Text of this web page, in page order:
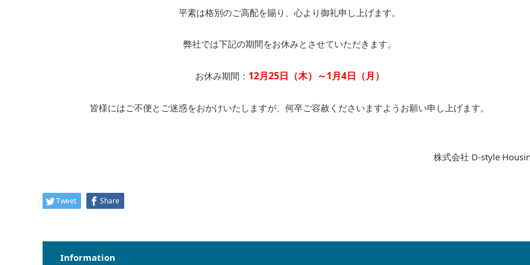
平素は格別のご高配を賜り、心より御礼申し上げます。
弊社では下記の期間をお休みとさせていただきます。
お休み期間： 12月25日（木）～1月4日（月）
皆様にはご不便とご迷惑をおかけいたしますが、何卒ご容赦くださいますようお願い申し上げます。
株式会社 D-style
Tweet Share
Information